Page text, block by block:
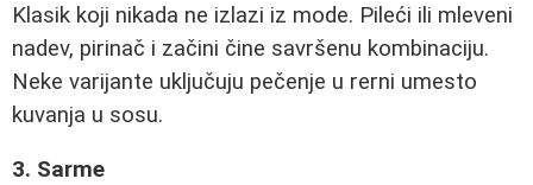
Klasik koji nikada ne izlazi iz mode. Pileći ili mleveni
nadev, pirinač i začini čine savršenu kombinaciju.
Neke varijante uključuju pečenje u rerni umesto
kuvanja u sosu.
3. Sarme